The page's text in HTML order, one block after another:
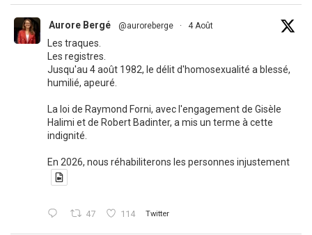
Aurore Bergé @auroreberge · 4 Août
Les traques.
Les registres.
Jusqu'au 4 août 1982, le délit d'homosexualité a blessé,
humilié, apeuré.
La loi de Raymond Forni, avec l'engagement de Gisèle
Halimi et de Robert Badinter, a mis un terme à cette
indignité.
En 2026, nous réhabiliterons les personnes injustement
47 114 Twitter